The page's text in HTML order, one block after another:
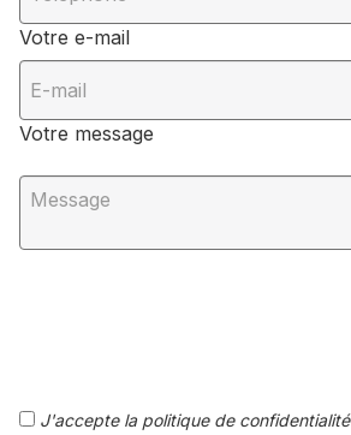
Votre e-mail
Votre message
J'accepte la politique de confidentialité